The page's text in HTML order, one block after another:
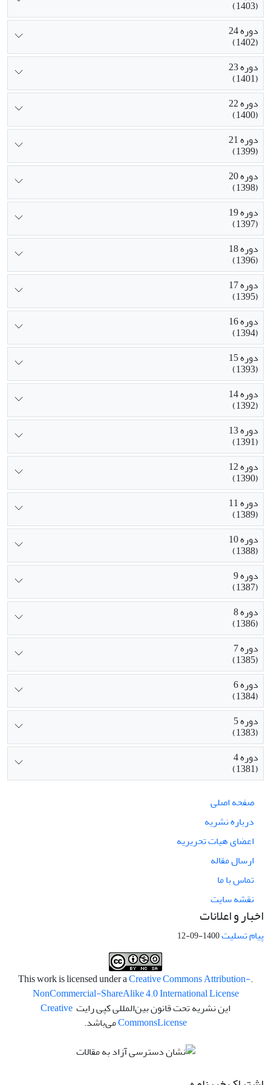
(1403)
دوره 24
(1402)
دوره 23
(1401)
دوره 22
(1400)
دوره 21
(1399)
دوره 20
(1398)
دوره 19
(1397)
دوره 18
(1396)
دوره 17
(1395)
دوره 16
(1394)
دوره 15
(1393)
دوره 14
(1392)
دوره 13
(1391)
دوره 12
(1390)
دوره 11
(1389)
دوره 10
(1388)
دوره 9
(1387)
دوره 8
(1386)
دوره 7
(1385)
دوره 6
(1384)
دوره 5
(1383)
دوره 4
(1381)
صفحه اصلی
درباره نشریه
اعضای هیات تحریریه
ارسال مقاله
تماس با ما
نقشه سایت
اخبار و اعلانات
پیام تسلیت1400-09-12
.This work is licensed under a
Creative Commons Attribution-
NonCommercial-ShareAlike 4.0 International License
این نشریه تحت قانون بین‌المللی کپی رایت Creative
CommonsLicense می‌باشد.